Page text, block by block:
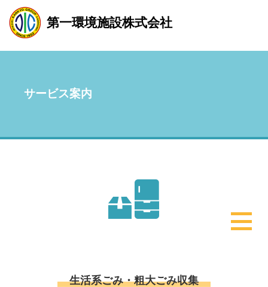
第一環境施設株式会社
サービス案内
生活系ごみ・粗大ごみ収集